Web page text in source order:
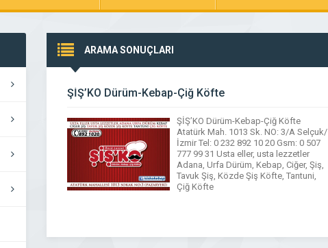
ARAMA SONUÇLARI
ŞİŞ’KO Dürüm-Kebap-Çiğ Köfte
ŞİŞ’KO Dürüm-Kebap-Çiğ Köfte
Atatürk Mah. 1013 Sk. NO: 3/A Selçuk/
İzmir Tel: 0 232 892 10 20 Gsm: 0 507
777 99 31 Usta eller, usta lezzetler
Adana, Urfa Dürüm, Kebap, Ciğer, Şiş,
Tavuk Şiş, Közde Şiş Köfte, Tantuni,
Çiğ Köfte